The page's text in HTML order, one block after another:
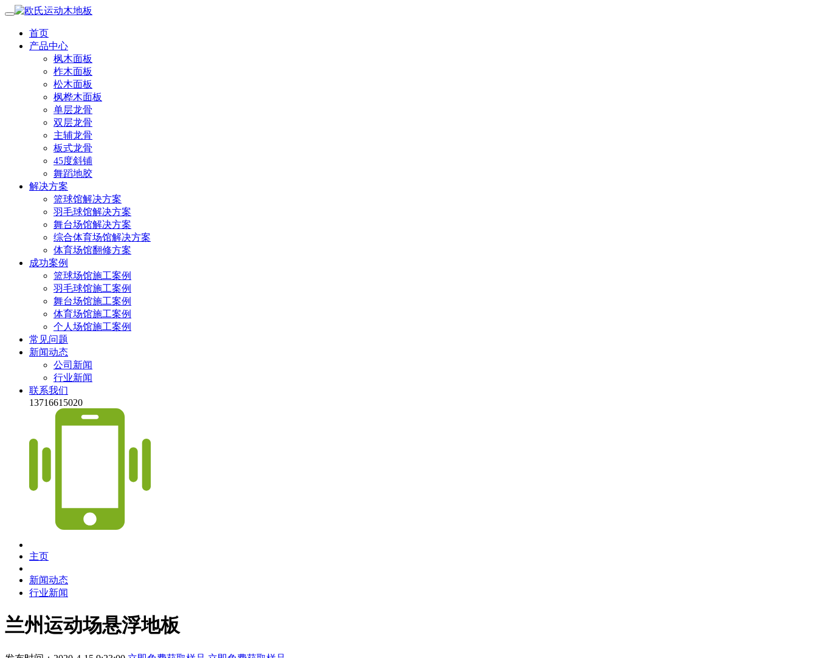
首页
产品中心
枫木面板
柞木面板
松木面板
枫桦木面板
单层龙骨
双层龙骨
主辅龙骨
板式龙骨
45度斜铺
舞蹈地胶
解决方案
篮球馆解决方案
羽毛球馆解决方案
舞台场馆解决方案
综合体育场馆解决方案
体育场馆翻修方案
成功案例
篮球场馆施工案例
羽毛球馆施工案例
舞台场馆施工案例
体育场馆施工案例
个人场馆施工案例
常见问题
新闻动态
公司新闻
行业新闻
联系我们
13716615020
主页
新闻动态
行业新闻
兰州运动场悬浮地板